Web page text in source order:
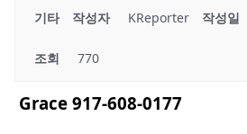
기타 작성자 KReporter 작성일
조회 770
Grace 917-608-0177